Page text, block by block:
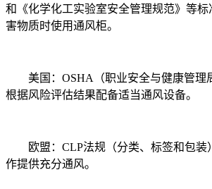
和《化学化工实验室安全管理规范》等
害物质时使用通风柜。
美国：OSHA（职业安全与健康管理
根据风险评估结果配备适当通风设备。
欧盟：CLP法规（分类、标签和包装
作提供充分通风。